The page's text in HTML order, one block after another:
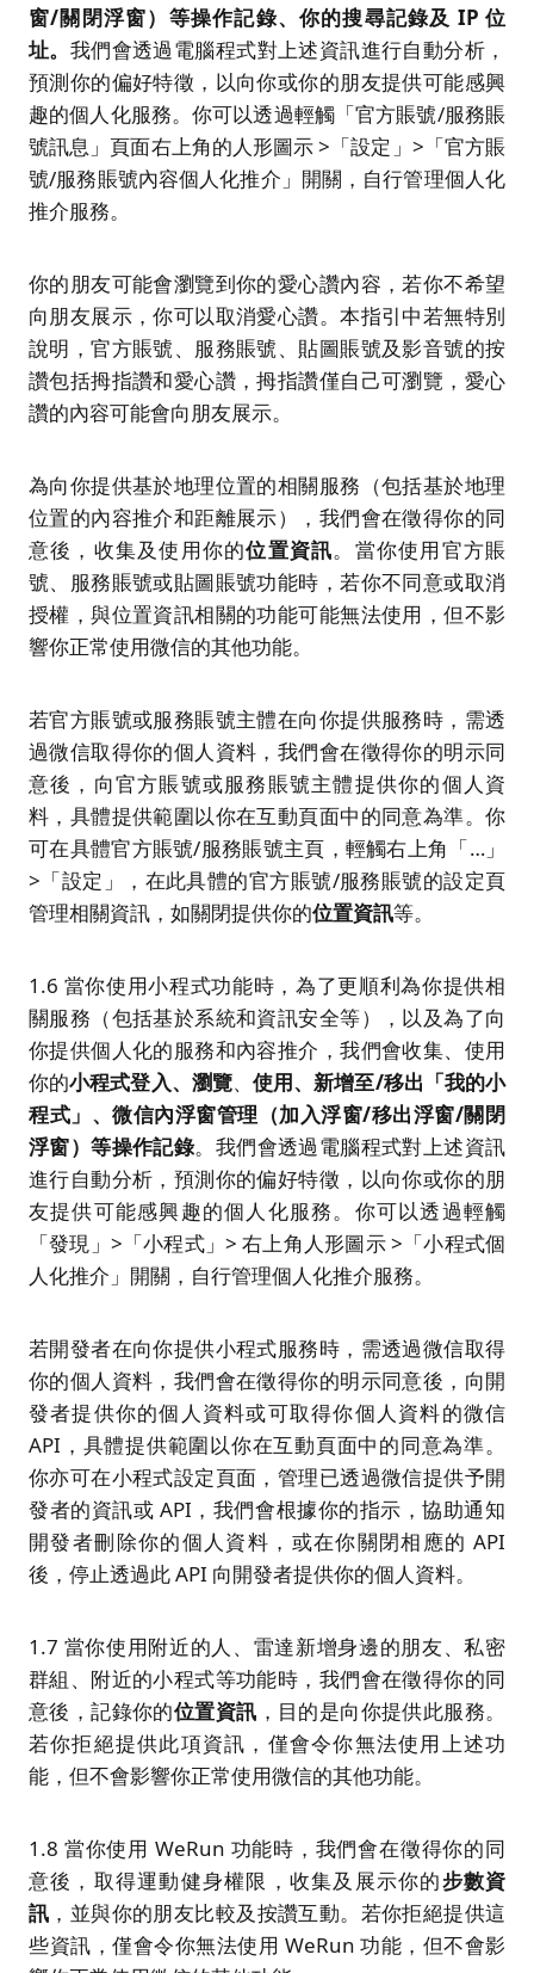
窗/關閉浮窗）等操作記錄、你的搜尋記錄及 IP位
址。 我們會透過電腦程式對上述資訊進行自動分析，
預測你的偏好特徵，以向你或你的朋友提供可能感興
趣的個人化服務。你可以透過輕觸「官方賬號/服務賬
號訊息」頁面右上角的人形圖示 >「設定」>「官方賬
號/服務賬號內容個人化推介」開關，自行管理個人化
推介服務。
你的朋友可能會瀏覽到你的愛心讚內容，若你不希望
向朋友展示，你可以取消愛心讚。本指引中若無特別
說明，官方賬號、服務賬號、貼圖賬號及影音號的按
讚包括拇指讚和愛心讚，拇指讚僅自己可瀏覽，愛心
讚的內容可能會向朋友展示。
為向你提供基於地理位置的相關服務（包括基於地理
位置的內容推介和距離展示），我們會在徵得你的同
意後，收集及使用你的位置資訊。當你使用官方賬
號、服務賬號或貼圖賬號功能時，若你不同意或取消
授權，與位置資訊相關的功能可能無法使用，但不影
響你正常使用微信的其他功能。
若官方賬號或服務賬號主體在向你提供服務時，需透
過微信取得你的個人資料，我們會在徵得你的明示同
意後，向官方賬號或服務賬號主體提供你的個人資
料，具體提供範圍以你在互動頁面中的同意為準。你
可在具體官方賬號/服務賬號主頁，輕觸右上角「…」
>「設定」，在此具體的官方賬號/服務賬號的設定頁
管理相關資訊，如關閉提供你的位置資訊等。
1.6 當你使用小程式功能時，為了更順利為你提供相
關服務（包括基於系統和資訊安全等），以及為了向
你提供個人化的服務和內容推介，我們會收集、使用
你的小程式登入、瀏覽、 使用、新增至/移出「我的小
程式」、微信內浮窗管理（加入浮窗/移出浮窗/關閉
浮窗）等操作記錄。我們會透過電腦程式對上述資訊
進行自動分析，預測你的偏好特徵，以向你或你的朋
友提供可能感興趣的個人化服務。你可以透過輕觸
「發現」>「小程式」> 右上角人形圖示 >「小程式個
人化推介」開關，自行管理個人化推介服務。
若開發者在向你提供小程式服務時，需透過微信取得
你的個人資料，我們會在徵得你的明示同意後，向開
發者提供你的個人資料或可取得你個人資料的微信
API，具體提供範圍以你在互動頁面中的同意為準。
你亦可在小程式設定頁面，管理已透過微信提供予開
發者的資訊或 API，我們會根據你的指示，協助通知
開發者刪除你的個人資料，或在你關閉相應的 API
後，停止透過此 API 向開發者提供你的個人資料。
1.7 當你使用附近的人、雷達新增身邊的朋友、私密
群組、附近的小程式等功能時，我們會在徵得你的同
意後，記錄你的位置資訊 ，目的是向你提供此服務。
若你拒絕提供此項資訊，僅會令你無法使用上述功
能，但不會影響你正常使用微信的其他功能。
1.8 當你使用 WeRun 功能時，我們會在徵得你的同
意後，取得運動健身權限，收集及展示你的步數資
訊 ，並與你的朋友比較及按讚互動。若你拒絕提供這
些資訊，僅會令你無法使用 WeRun 功能，但不會影